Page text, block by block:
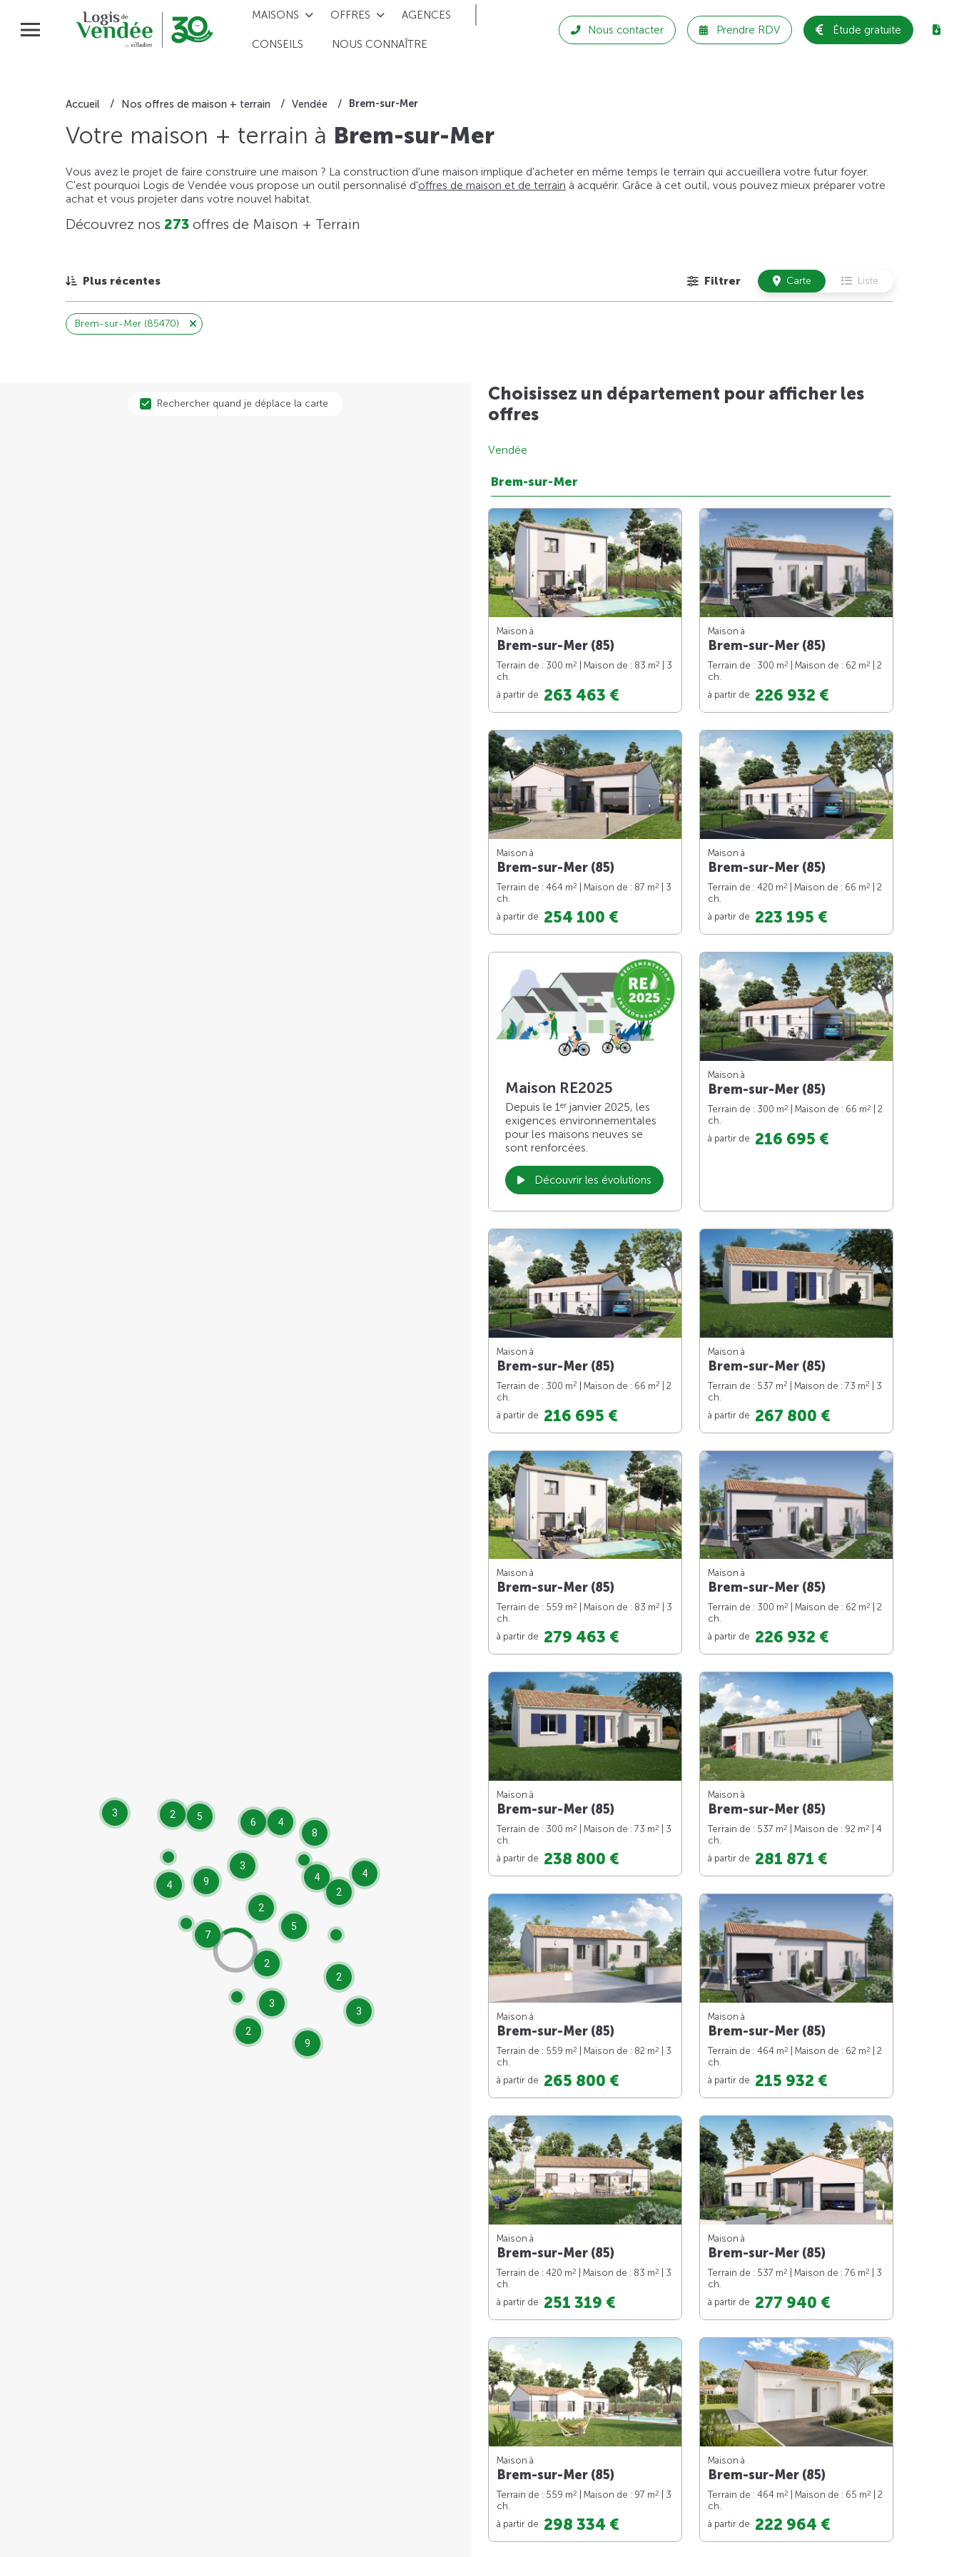
MAISONS OFFRES AGENCES
CONSEILS NOUS CONNAÎTRE
Nous contacter Prendre RDV Étude gratuite
Accueil Nos offres de maison + terrain Vendée Brem-sur-Mer
Votre maison + terrain à Brem-sur-Mer
Vous avez le projet de faire construire une maison ? La construction d'une maison implique d'acheter en même temps le terrain qui accueillera votre futur foyer.
C'est pourquoi Logis de Vendée vous propose un outil personnalisé d'offres de maison et de terrain à acquérir. Grâce à cet outil, vous pouvez mieux préparer votre
achat et vous projeter dans votre nouvel habitat.
Découvrez nos 273 offres de Maison + Terrain
Plus récentes Filtrer Carte Liste
Brem-sur-Mer (85470)
2
8
5
9
2
4
6 4
3
2
7
4
5
9
4
3
3
2
2
3
2
Rechercher quand je déplace la carte
Choisissez un département pour afficher les
offres
Vendée
Brem-sur-Mer
Maison à
Brem-sur-Mer (85)
Terrain de : 300 m2 | Maison de : 83 m2
| 3
ch.
à partir de 263 463 €
Maison à
Brem-sur-Mer (85)
Terrain de : 300 m2 | Maison de : 62 m2
| 2
ch.
à partir de 226 932 €
Maison à
Brem-sur-Mer (85)
Terrain de : 464 m2 | Maison de : 87 m2
| 3
ch.
à partir de 254 100 €
Maison à
Brem-sur-Mer (85)
Terrain de : 420 m2 | Maison de : 66 m2
| 2
ch.
à partir de 223 195 €
Maison RE2025
Depuis le 1 er janvier 2025, les
exigences environnementales
pour les maisons neuves se
sont renforcées.
Découvrir les évolutions
Maison à
Brem-sur-Mer (85)
Terrain de : 300 m2 | Maison de : 66 m2
| 2
ch.
à partir de 216 695 €
Maison à
Brem-sur-Mer (85)
Terrain de : 300 m2 | Maison de : 66 m2
| 2
ch.
à partir de 216 695 €
Maison à
Brem-sur-Mer (85)
Terrain de : 537 m2 | Maison de : 73 m2
| 3
ch.
à partir de 267 800 €
Maison à
Brem-sur-Mer (85)
Terrain de : 559 m2 | Maison de : 83 m2
| 3
ch.
à partir de 279 463 €
Maison à
Brem-sur-Mer (85)
Terrain de : 300 m2 | Maison de : 62 m2
| 2
ch.
à partir de 226 932 €
Maison à
Brem-sur-Mer (85)
Terrain de : 300 m2 | Maison de : 73 m2
| 3
ch.
à partir de 238 800 €
Maison à
Brem-sur-Mer (85)
Terrain de : 537 m2 | Maison de : 92 m2
| 4
ch.
à partir de 281 871 €
Maison à
Brem-sur-Mer (85)
Terrain de : 559 m2 | Maison de : 82 m2
| 3
ch.
à partir de 265 800 €
Maison à
Brem-sur-Mer (85)
Terrain de : 464 m2 | Maison de : 62 m2
| 2
ch.
à partir de 215 932 €
Maison à
Brem-sur-Mer (85)
Terrain de : 420 m2 | Maison de : 83 m2
| 3
ch.
à partir de 251 319 €
Maison à
Brem-sur-Mer (85)
Terrain de : 537 m2 | Maison de : 76 m2
| 3
ch.
à partir de 277 940 €
Maison à
Brem-sur-Mer (85)
Terrain de : 559 m2 | Maison de : 97 m2
| 3
ch.
à partir de 298 334 €
Maison à
Brem-sur-Mer (85)
Terrain de : 464 m2 | Maison de : 65 m2
| 2
ch.
à partir de 222 964 €